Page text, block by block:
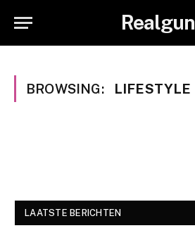
Realgun
BROWSING: LIFESTYLE
LAATSTE BERICHTEN